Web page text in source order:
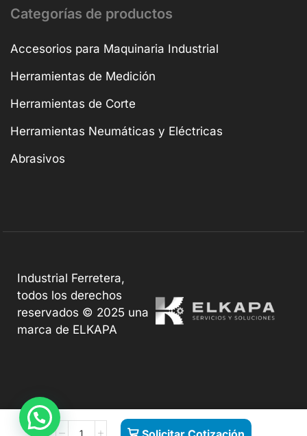
Categorías de productos
Accesorios para Maquinaria Industrial
Herramientas de Medición
Herramientas de Corte
Herramientas Neumáticas y Eléctricas
Abrasivos
Industrial Ferretera,
todos los derechos
reservados © 2025 una
marca de ELKAPA